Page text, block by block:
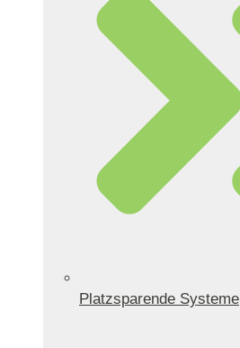
Platzsparende Systeme